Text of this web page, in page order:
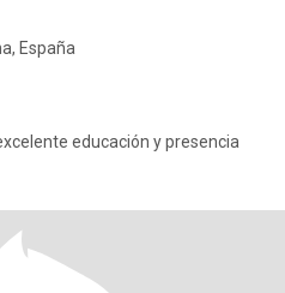
España
educación y presencia